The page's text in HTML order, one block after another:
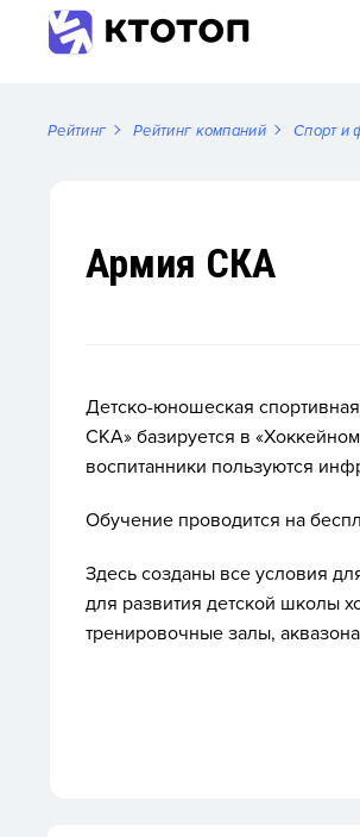
Рейтинг Рейтинг компаний Спорт и
Армия СКА
Детско-юношеская
СКА» базируется в
воспитанники пользуются
Обучение проводится на
Здесь созданы все условия
для развития детской школы
тренировочные залы,